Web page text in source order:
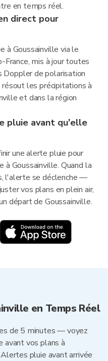
en temps réel.
direct pour
à Goussainville via le
mis à jour toutes
Doppler de polarisation
les précipitations à
et dans la région
pluie avant qu'elle
une alerte pluie pour
Goussainville. Quand la
l'alerte se déclenche —
vos plans en plein air,
départ de Goussainville.
en Temps Réel
de 5 minutes — voyez
avant vos plans à
pluie avant arrivée